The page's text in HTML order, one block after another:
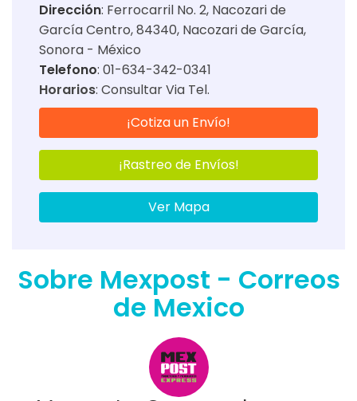
Dirección: Ferrocarril No. 2, Nacozari de
García Centro, 84340, Nacozari de García,
Sonora - México
Telefono: 01-634-342-0341
Horarios: Consultar Via Tel.
¡Cotiza un Envío!
¡Rastreo de Envíos!
Ver Mapa
Sobre Mexpost - Correos
de Mexico